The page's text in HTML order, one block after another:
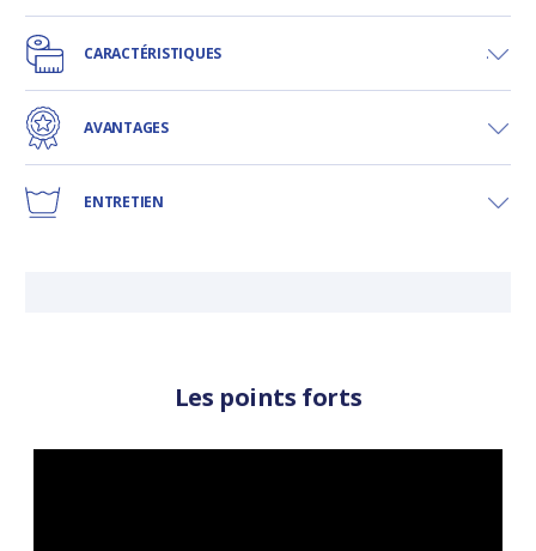
CARACTÉRISTIQUES
AVANTAGES
ENTRETIEN
Les points forts